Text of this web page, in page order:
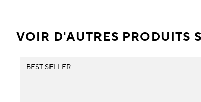
VOIR D'AUTRES PRODUITS
BEST SELLER